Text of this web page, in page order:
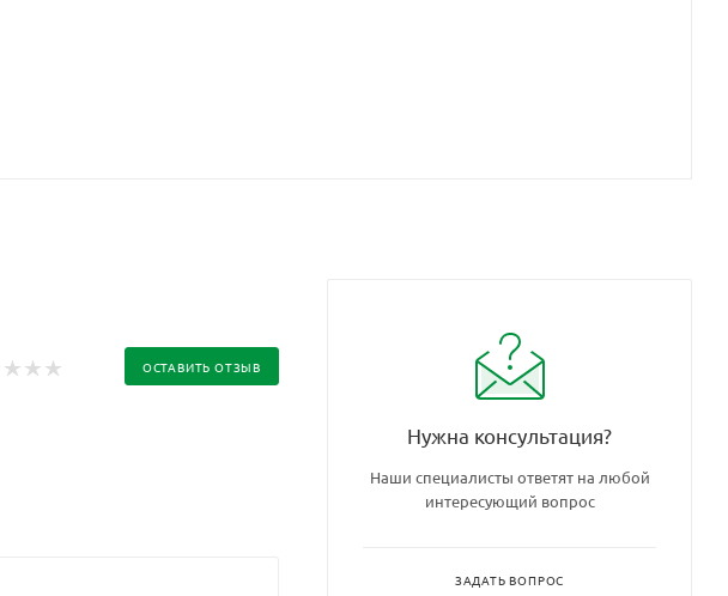
ОСТАВИТЬ ОТЗЫВ
Нужна консультация?
Наши специалисты ответят на любой
интересующий вопрос
ЗАДАТЬ ВОПРОС